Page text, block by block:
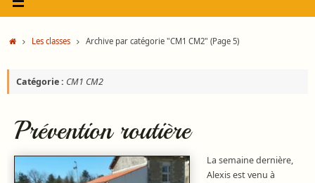
AccueilLes classes Archive par catégorie "CM1 CM2" (Page 5)
Catégorie : CM1 CM2
Prévention routière
La semaine dernière,
Alexis est venu à